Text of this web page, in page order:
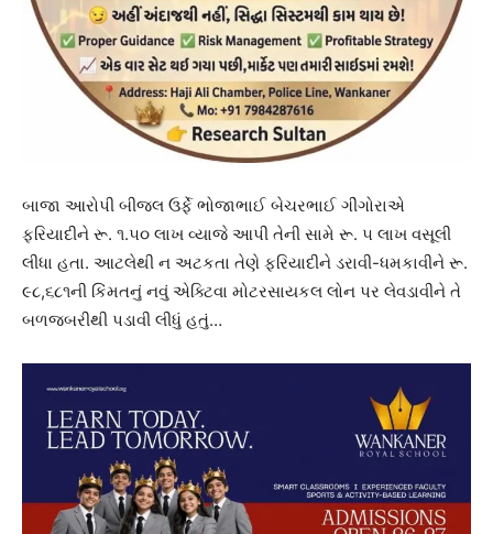
બાજા આરોપી બીજલ ઉર્ફે ભોજાભાઈ બેચરભાઈ ગીંગોરાએ
ફરિયાદીને રૂ. ૧.૫૦ લાખ વ્યાજે આપી તેની સામે રૂ. ૫ લાખ વસૂલી
લીધા હતા. આટલેથી ન અટકતા તેણે ફરિયાદીને ડરાવી-ધમકાવીને રૂ.
૯૮,૬૮૧ની કિંમતનું નવું એક્ટિવા મોટરસાયકલ લોન પર લેવડાવીને તે
બળજબરીથી પડાવી લીધું હતું…